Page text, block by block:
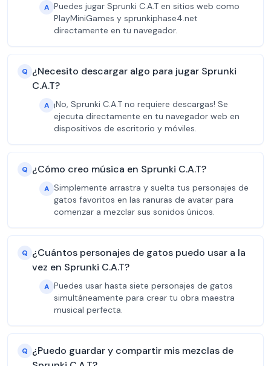
A Puedes jugar Sprunki C.A.T en sitios web como
PlayMiniGames y sprunkiphase4.net
directamente en tu navegador.
Q ¿Necesito descargar algo para jugar Sprunki
C.A.T?
A ¡No, Sprunki C.A.T no requiere descargas! Se
ejecuta directamente en tu navegador web en
dispositivos de escritorio y móviles.
Q ¿Cómo creo música en Sprunki C.A.T?
A Simplemente arrastra y suelta tus personajes de
gatos favoritos en las ranuras de avatar para
comenzar a mezclar sus sonidos únicos.
Q ¿Cuántos personajes de gatos puedo usar a la
vez en Sprunki C.A.T?
A Puedes usar hasta siete personajes de gatos
simultáneamente para crear tu obra maestra
musical perfecta.
Q ¿Puedo guardar y compartir mis mezclas de